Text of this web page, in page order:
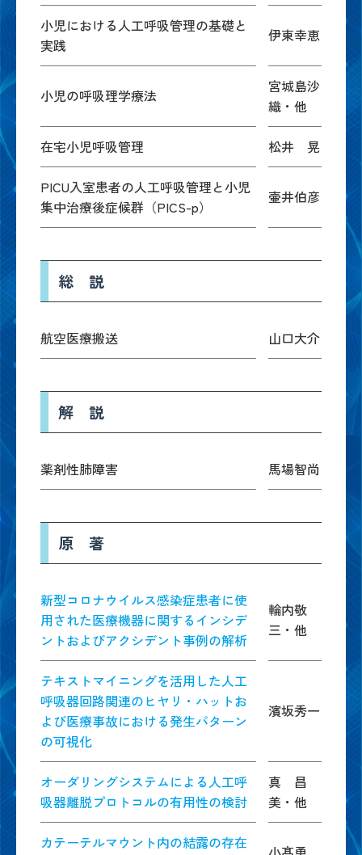
小児における人工呼吸管理の基礎と
実践
伊東幸恵
小児の呼吸理学療法
宮城島沙
織・他
在宅小児呼吸管理 松井 晃
PICU入室患者の人工呼吸管理と小児
集中治療後症候群（PICS-p）
壷井伯彦
総 説
航空医療搬送 山口大介
解 説
薬剤性肺障害 馬場智尚
原 著
新型コロナウイルス感染症患者に使
用された医療機器に関するインシデ
ントおよびアクシデント事例の解析
輪内敬
三・他
テキストマイニングを活用した人工
呼吸器回路関連のヒヤリ・ハットお
よび医療事故における発生パターン
の可視化
濱坂秀一
オーダリングシステムによる人工呼
吸器離脱プロトコルの有用性の検討
真 昌
美・他
カテーテルマウント内の結露の存在